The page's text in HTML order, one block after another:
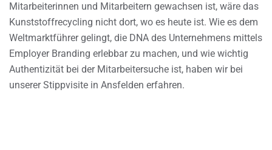
Mitarbeiterinnen und Mitarbeitern gewachsen ist, wäre das
Kunststoffrecycling nicht dort, wo es heute ist. Wie es dem
Weltmarktführer gelingt, die DNA des Unternehmens mittels
Employer Branding erlebbar zu machen, und wie wichtig
Authentizität bei der Mitarbeitersuche ist, haben wir bei
unserer Stippvisite in Ansfelden erfahren.